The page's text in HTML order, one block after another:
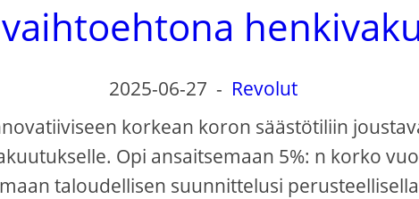
2025-06-27 - Revolut
korkean koron säästötiliin
Opi ansaitsemaan 5%: n korko
taloudellisen suunnittelusi